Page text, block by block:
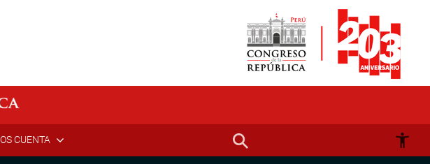
CUENTA